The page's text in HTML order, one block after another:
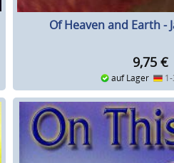
Of Heaven and Earth -
9,75 €
auf Lager